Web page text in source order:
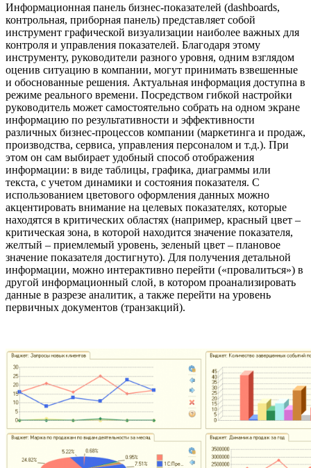
Информационная панель бизнес-показателей (dashboards,
контрольная, приборная панель) представляет собой
инструмент графической визуализации наиболее важных для
контроля и управления показателей. Благодаря этому
инструменту, руководители разного уровня, одним взглядом
оценив ситуацию в компании, могут принимать взвешенные
и обоснованные решения. Актуальная информация доступна в
режиме реального времени. Посредством гибкой настройки
руководитель может самостоятельно собрать на одном экране
информацию по результативности и эффективности
различных бизнес-процессов компании (маркетинга и продаж,
производства, сервиса, управления персоналом и т.д.). При
этом он сам выбирает удобный способ отображения
информации: в виде таблицы, графика, диаграммы или
текста, с учетом динамики и состояния показателя. С
использованием цветового оформления данных можно
акцентировать внимание на целевых показателях, которые
находятся в критических областях (например, красный цвет –
критическая зона, в которой находится значение показателя,
желтый – приемлемый уровень, зеленый цвет – плановое
значение показателя достигнуто). Для получения детальной
информации, можно интерактивно перейти («провалиться») в
другой информационный слой, в котором проанализировать
данные в разрезе аналитик, а также перейти на уровень
первичных документов (транзакций).